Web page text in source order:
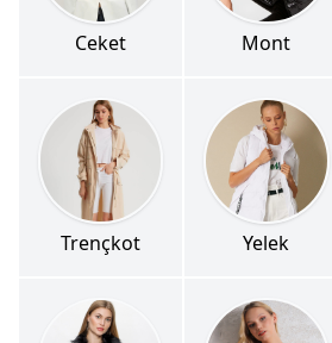
Ceket Mont
Trençkot Yelek